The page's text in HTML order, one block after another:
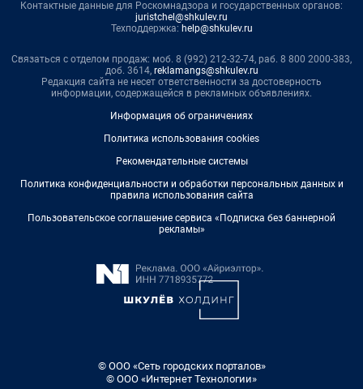
Контактные данные для Роскомнадзора и государственных органов:
juristchel@shkulev.ru
Техподдержка: help@shkulev.ru
Связаться с отделом продаж: моб. 8 (992) 212-32-74, раб. 8 800 2000-383,
доб. 3614, reklamangs@shkulev.ru
Редакция сайта не несет ответственности за достоверность
информации, содержащейся в рекламных объявлениях.
Информация об ограничениях
Политика использования cookies
Рекомендательные системы
Политика конфиденциальности и обработки персональных данных и
правила использования сайта
Пользовательское соглашение сервиса «Подписка без баннерной
рекламы»
© ООО «Сеть городских порталов»
© ООО «Интернет Технологии»